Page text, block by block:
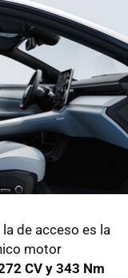
de acceso es la
motor
CV y 343 Nm